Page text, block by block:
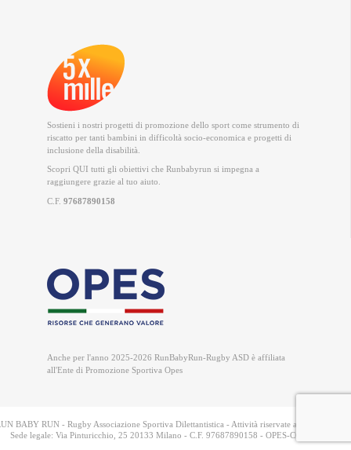
Sostieni i nostri progetti di promozione dello sport come strumento di
riscatto per tanti bambini in difficoltà socio-economica e progetti di
inclusione della disabilità.
Scopri QUI tutti gli obiettivi che Runbabyrun si impegna a
raggiungere grazie al tuo aiuto.
C.F. 97687890158
Anche per l'anno 2025-2026 RunBabyRun-Rugby ASD è affiliata
all'Ente di Promozione Sportiva Opes
BABY RUN - Rugby Associazione Sportiva Dilettantistica - Attività riservate a soci e
Sede legale: Via Pinturicchio, 25 20133 Milano - C.F. 97687890158 - OPES-CONI n. 9349